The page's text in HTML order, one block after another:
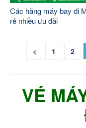
Các hãng máy bay đi
rẻ nhiều ưu đãi
< 1 2
VÉ